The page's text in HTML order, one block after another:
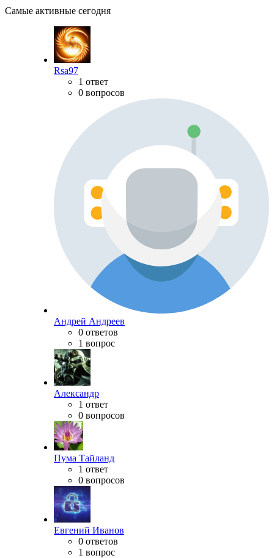
Самые активные сегодня
Rsa97
1 ответ
0 вопросов
Андрей Андреев
0 ответов
1 вопрос
Александр
1 ответ
0 вопросов
Пума Тайланд
1 ответ
0 вопросов
Евгений Иванов
0 ответов
1 вопрос